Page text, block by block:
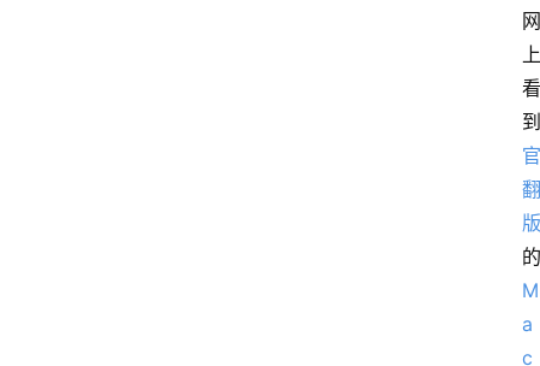
网
上
看
到
官
翻
版
的
M
a
c